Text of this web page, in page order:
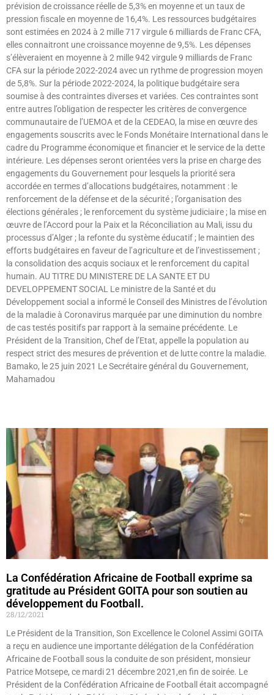
prévision de croissance réelle de 5,3% en moyenne et un taux de
pression fiscale en moyenne de 16,4%. Les ressources budgétaires
sont estimées en 2024 à 2 mille 717 virgule 6 milliards de Franc CFA,
elles connaitront une croissance moyenne de 9,5%. Les dépenses
s’élèveraient en moyenne à 2 mille 942 virgule 9 milliards de Franc
CFA sur la période 2022-2024 avec un rythme de progression moyen
de 5,8%. Sur la période 2022-2024, la politique budgétaire sera
soumise à des contraintes diverses et variées. Ces contraintes sont
entre autres l’obligation de respecter les critères de convergence
communautaire de l’UEMOA et de la CEDEAO, la mise en œuvre des
engagements souscrits avec le Fonds Monétaire International dans le
cadre du Programme économique et financier et le service de la dette
intérieure. Les dépenses seront orientées vers la prise en charge des
engagements du Gouvernement pour lesquels la priorité sera
accordée en termes d’allocations budgétaires, notamment : le
renforcement de la défense et de la sécurité ; l’organisation des
élections générales ; le renforcement du système judiciaire ; la mise en
œuvre de l’Accord pour la Paix et la Réconciliation au Mali, issu du
processus d’Alger ; la refonte du système éducatif ; le maintien des
efforts budgétaires en faveur de l’agriculture et de l’investissement ;
la consolidation des acquis sociaux et le renforcement du capital
humain. AU TITRE DU MINISTERE DE LA SANTE ET DU
DEVELOPPEMENT SOCIAL Le ministre de la Santé et du
Développement social a informé le Conseil des Ministres de l’évolution
de la maladie à Coronavirus marquée par une diminution du nombre
de cas testés positifs par rapport à la semaine précédente. Le
Président de la Transition, Chef de l’Etat, appelle la population au
respect strict des mesures de prévention et de lutte contre la maladie.
Bamako, le 25 juin 2021 Le Secrétaire général du Gouvernement,
Mahamadou
La Confédération Africaine de Football exprime sa
gratitude au Président GOITA pour son soutien au
développement du Football.
28/12/2021
Le Président de la Transition, Son Excellence le Colonel Assimi GOITA
a reçu en audience une importante délégation de la Confédération
Africaine de Football sous la conduite de son président, monsieur
Patrice Motsepe, ce mardi 21 décembre 2021,en fin de soirée. Le
Président de la Confédération Africaine de Football était accompagné